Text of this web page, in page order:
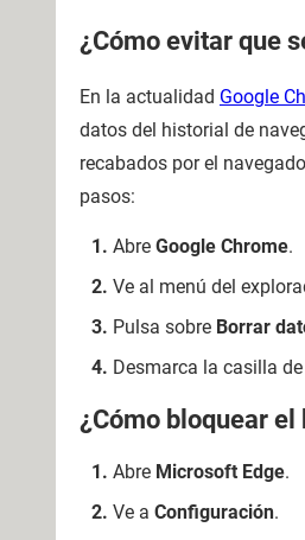
¿Cómo evitar que
En la actualidad Google
datos del historial de
recabados por el
pasos:
Abre Google Chrome.
Ve al menú del
Pulsa sobre Borrar
Desmarca la casilla de
¿Cómo bloquear
Abre Microsoft Edge.
Ve a Configuración.